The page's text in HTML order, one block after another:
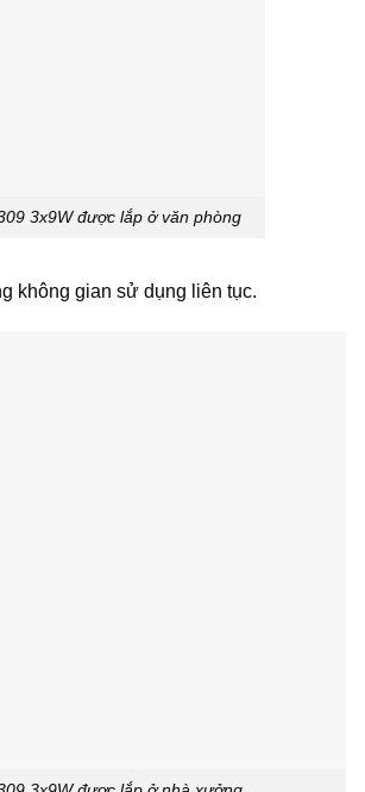
3x9W được lắp ở văn phòng
không gian sử dụng liên tục.